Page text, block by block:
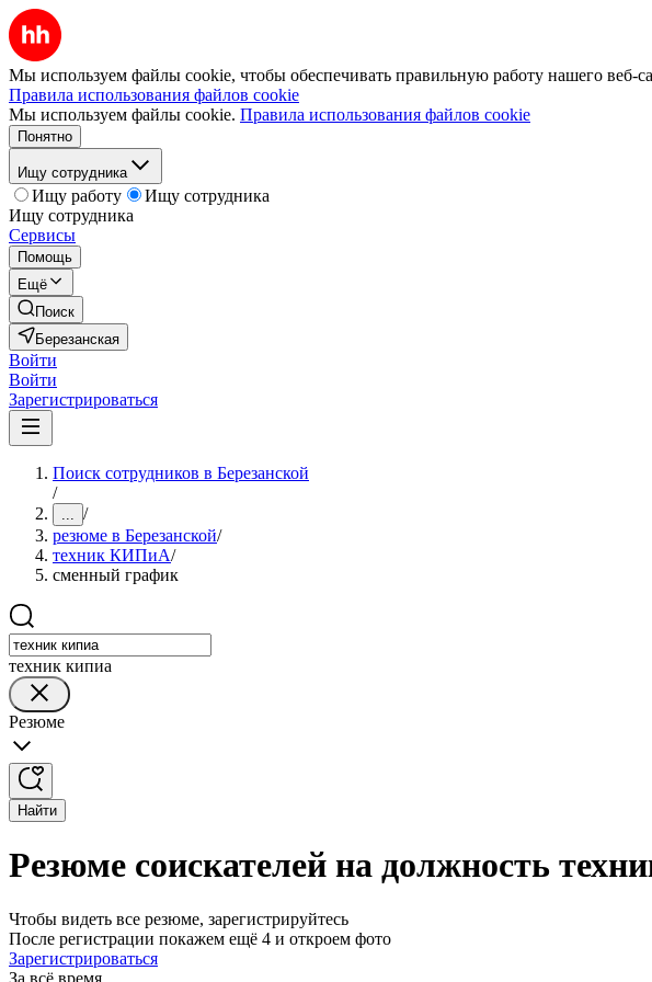
Мы используем файлы cookie, чтобы обеспечивать правильную работу нашего веб-
Правила использования файлов cookie
Мы используем файлы cookie. Правила использования файлов cookie
Понятно
Ищу сотрудника
Ищу работу
Ищу сотрудника
Ищу сотрудника
Сервисы
Помощь
Ещё
Поиск
Березанская
Войти
Войти
Зарегистрироваться
Поиск сотрудников в Березанской
/
... /
резюме в Березанской/
техник КИПиА/
сменный график
техник кипиа
Резюме
Найти
Резюме соискателей на должность
Чтобы видеть все резюме, зарегистрируйтесь
После регистрации покажем ещё 4 и откроем фото
Зарегистрироваться
За всё время